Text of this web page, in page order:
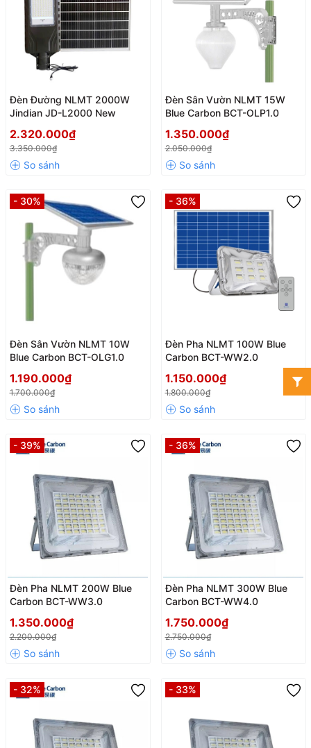
Đèn Đường NLMT 2000W
Jindian JD-L2000 New
2.320.000₫
3.350.000₫
Đèn Sân Vườn NLMT 15W
Blue Carbon BCT-OLP1.0
1.350.000₫
2.050.000₫
- 30%
Đèn Sân Vườn NLMT 10W
Blue Carbon BCT-OLG1.0
1.190.000₫
1.700.000₫
- 36%
Đèn Pha NLMT 100W Blue
Carbon BCT-WW2.0
1.150.000₫
1.800.000₫
- 39%
Đèn Pha NLMT 200W Blue
Carbon BCT-WW3.0
1.350.000₫
2.200.000₫
- 36%
Đèn Pha NLMT 300W Blue
Carbon BCT-WW4.0
1.750.000₫
2.750.000₫
- 32% - 33%